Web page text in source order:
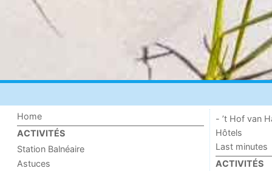
Home
ACTIVITÉS
Station Balnéaire
Astuces
- ’t Hof van
Hôtels
Last minutes
ACTIVITÉS